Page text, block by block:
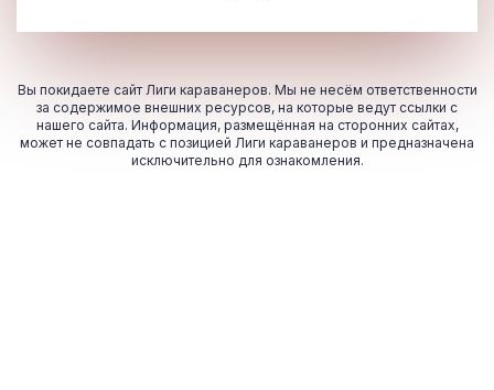
Вы покидаете сайт Лиги караванеров. Мы не несём ответственности
за содержимое внешних ресурсов, на которые ведут ссылки с
нашего сайта. Информация, размещённая на сторонних сайтах,
может не совпадать с позицией Лиги караванеров и предназначена
исключительно для ознакомления.